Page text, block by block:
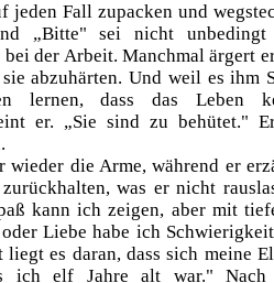
jeden Fall zupacken und
„Bitte" sei nicht unbedingt
bei der Arbeit. Manchmal ärgert
abzuhärten. Und weil es ihm
lernen, dass das Leben
er. „Sie sind zu behütet."
wieder die Arme, während er
was er nicht
kann ich zeigen, aber mit
Liebe habe ich
es daran, dass sich meine
ich elf Jahre alt war." Nach